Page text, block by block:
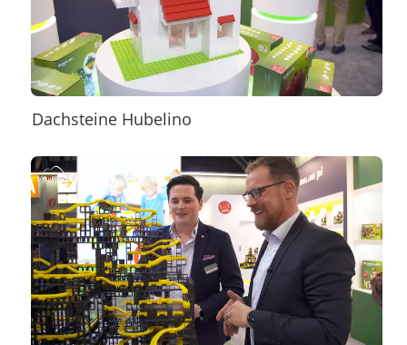
Dachsteine Hubelino